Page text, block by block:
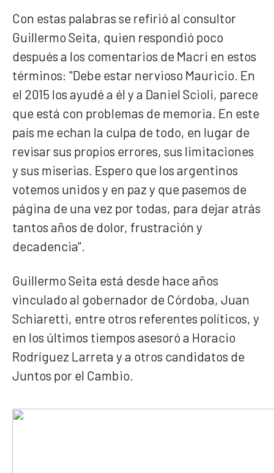
Con estas palabras se refirió al consultor
Guillermo Seita, quien respondió poco
después a los comentarios de Macri en estos
términos: "Debe estar nervioso Mauricio. En
el 2015 los ayudé a él y a Daniel Scioli, parece
que está con problemas de memoria. En este
país me echan la culpa de todo, en lugar de
revisar sus propios errores, sus limitaciones
y sus miserias. Espero que los argentinos
votemos unidos y en paz y que pasemos de
página de una vez por todas, para dejar atrás
tantos años de dolor, frustración y
decadencia".
Guillermo Seita está desde hace años
vinculado al gobernador de Córdoba, Juan
Schiaretti, entre otros referentes políticos, y
en los últimos tiempos asesoró a Horacio
Rodríguez Larreta y a otros candidatos de
Juntos por el Cambio.